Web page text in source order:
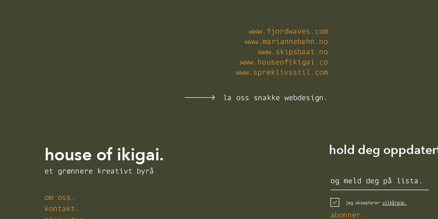
www.fjordwaves.com
www.mariannebehn.no
www.skipsbaat.no
www.houseofikigai.co
www.spreklivsstil.com
la oss snakke webdesign.
house of ikigai.
et grønnere kreativt byrå
om oss.
kontakt.
hold deg
jeg aksepterer vilkårene.
abonner.